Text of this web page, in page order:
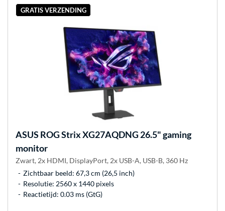
GRATIS VERZENDING
ASUS ROG Strix XG27AQDNG 26.5" gaming
monitor
Zwart, 2x HDMI, DisplayPort, 2x USB-A, USB-B, 360 Hz
Zichtbaar beeld: 67,3 cm (26,5 inch)
Resolutie: 2560 x 1440 pixels
Reactietijd: 0.03 ms (GtG)